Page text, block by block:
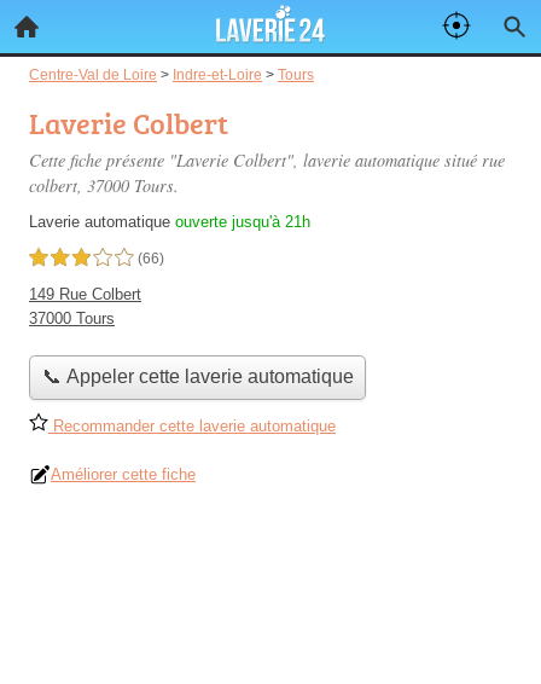
Centre-Val de Loire > Indre-et-Loire > Tours
Laverie Colbert
Cette fiche présente "Laverie Colbert", laverie automatique situé rue
colbert, 37000 Tours.
Laverie automatique ouverte jusqu'à 21h
3,0 étoiles sur 5 (66)
149 Rue Colbert
37000 Tours
📞 Appeler cette laverie automatique
Recommander cette laverie automatique
Améliorer cette fiche